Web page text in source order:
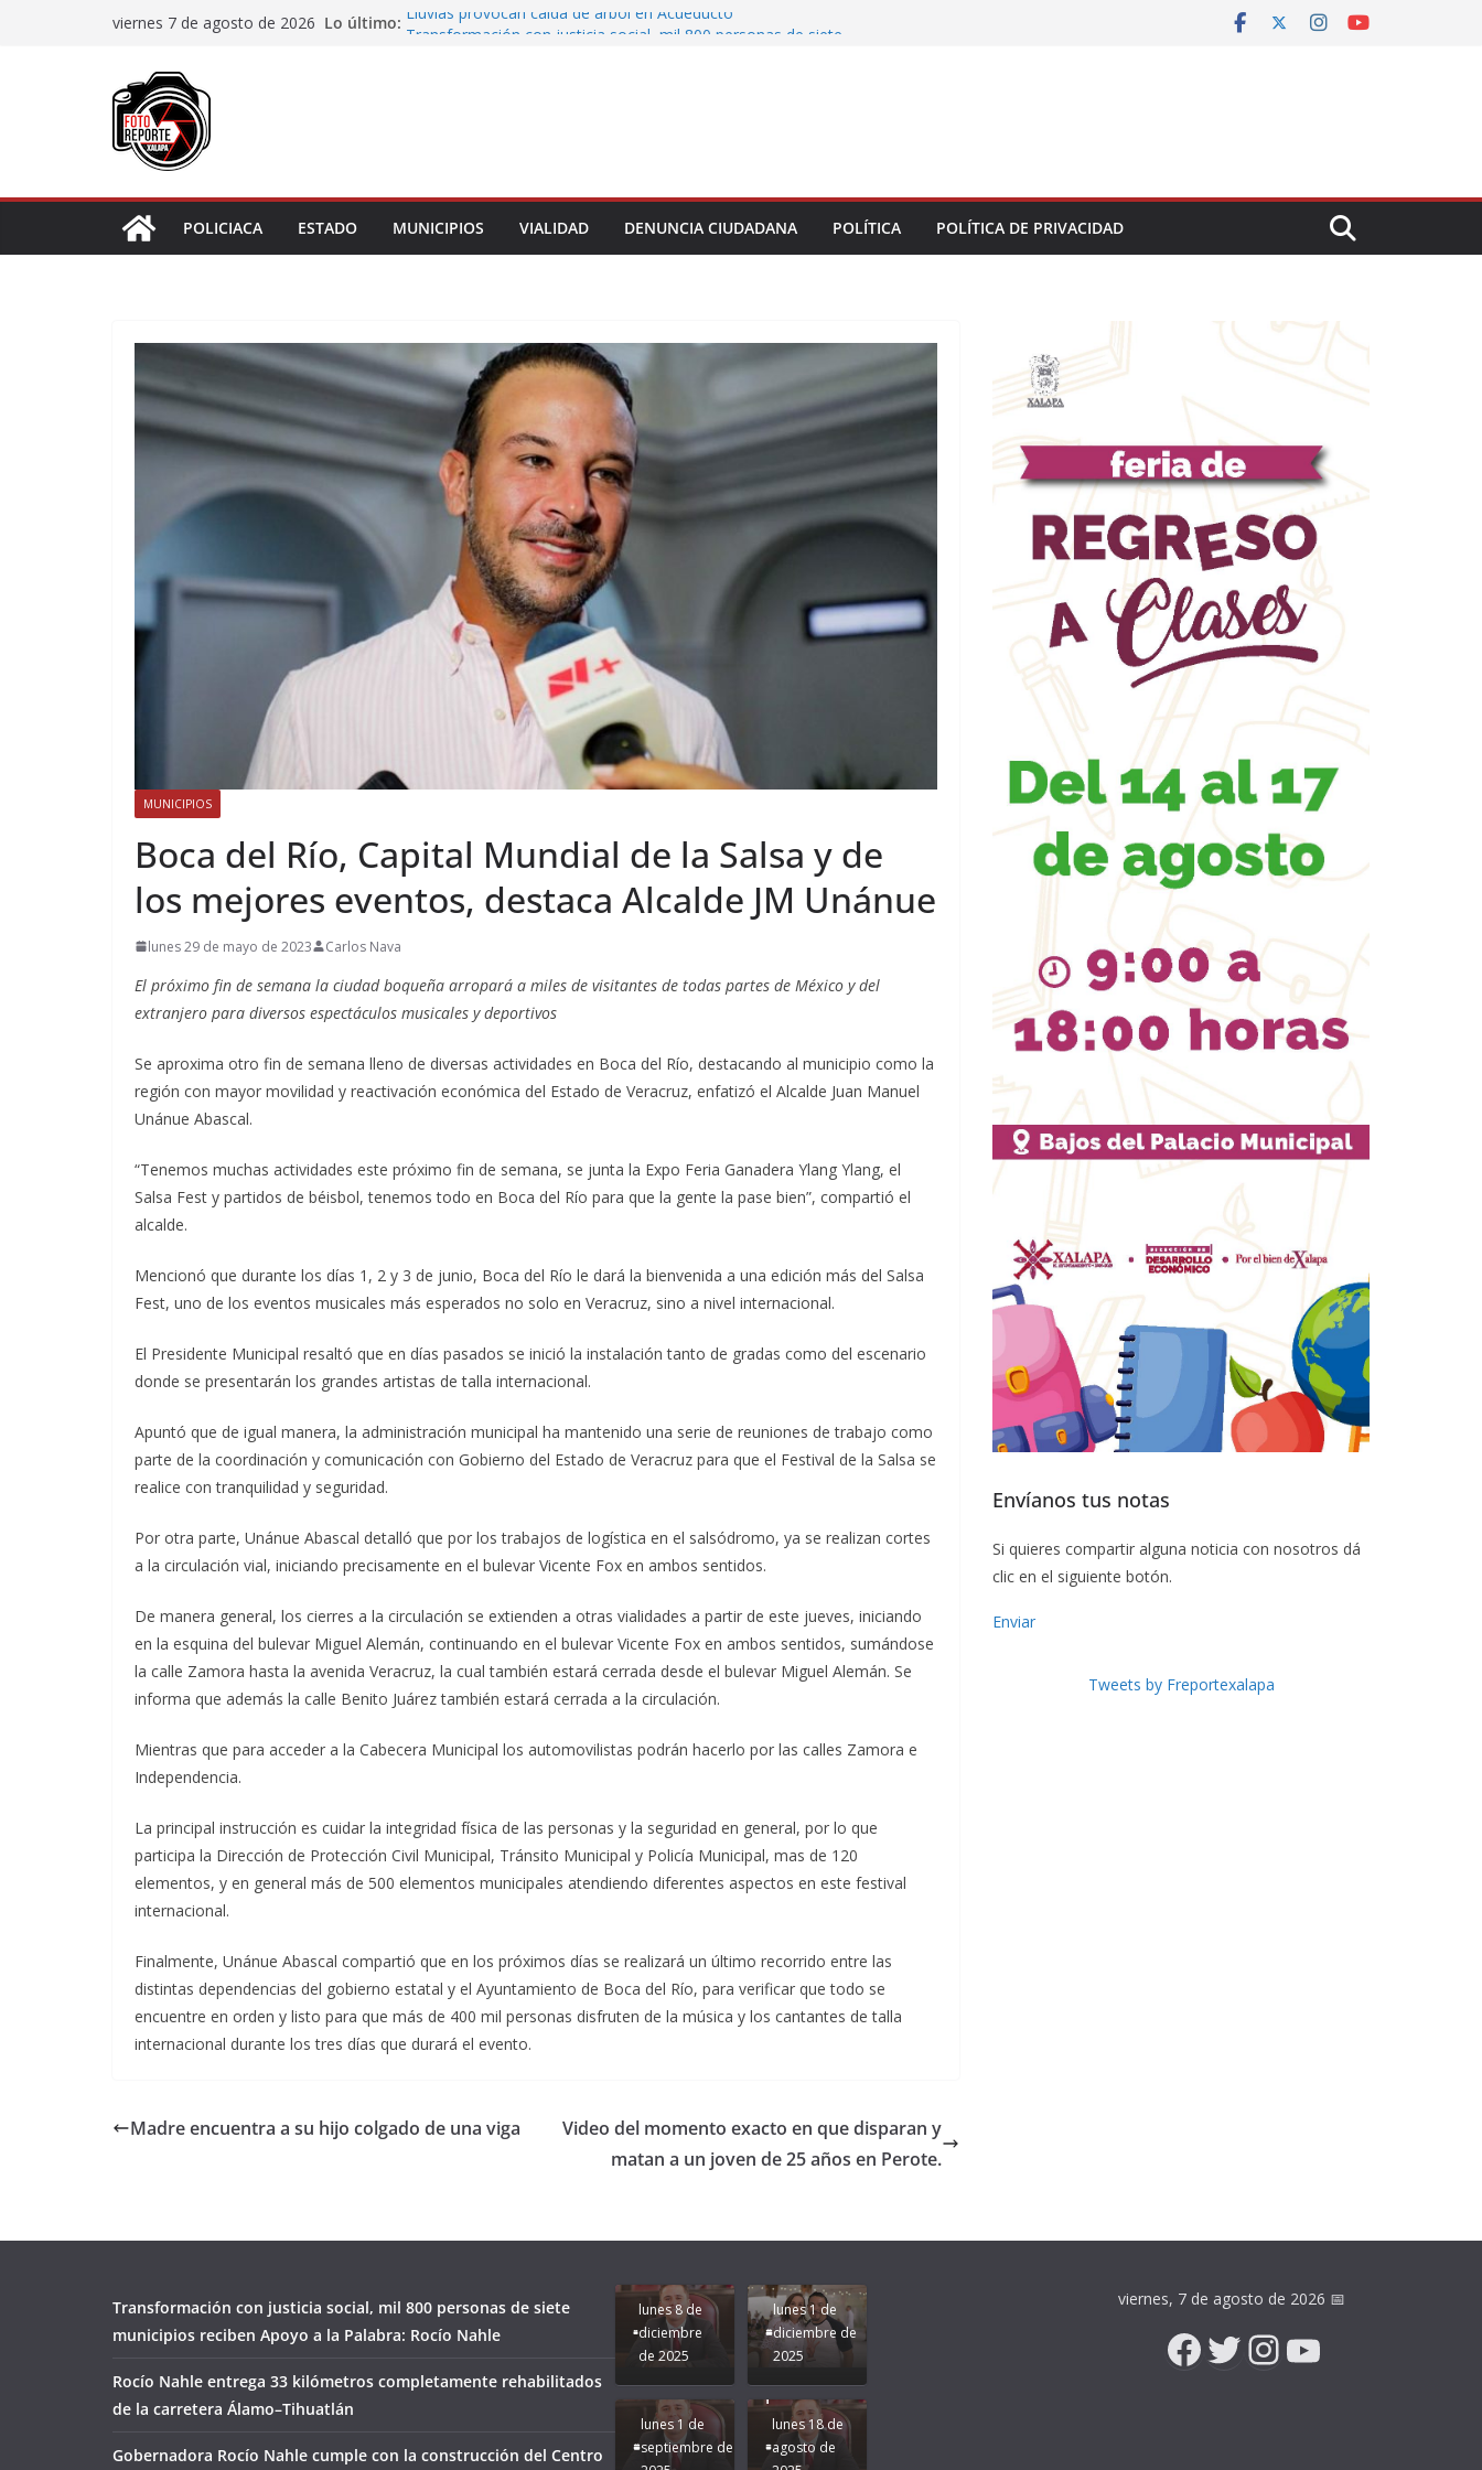
viernes 7 de agosto de 2026 Lo último: Lluvias provocan caída de árbol en Acueducto
incumplimiento de obra y falta de pago
POLICIACA
ESTADO MUNICIPIOS VIALIDAD DENUNCIA CIUDADANA POLÍTICA POLÍTICA DE PRIVACIDAD
MUNICIPIOS
Boca del Río, Capital Mundial de la Salsa y de
los mejores eventos, destaca Alcalde JM Unánue
lunes 29 de mayo de 2023 Carlos Nava
El próximo fin de semana la ciudad boqueña arropará a miles de visitantes de todas partes de México y del
extranjero para diversos espectáculos musicales y deportivos
Se aproxima otro fin de semana lleno de diversas actividades en Boca del Río, destacando al municipio como la
región con mayor movilidad y reactivación económica del Estado de Veracruz, enfatizó el Alcalde Juan Manuel
Unánue Abascal.
“Tenemos muchas actividades este próximo fin de semana, se junta la Expo Feria Ganadera Ylang Ylang, el
Salsa Fest y partidos de béisbol, tenemos todo en Boca del Río para que la gente la pase bien”, compartió el
alcalde.
Mencionó que durante los días 1, 2 y 3 de junio, Boca del Río le dará la bienvenida a una edición más del Salsa
Fest, uno de los eventos musicales más esperados no solo en Veracruz, sino a nivel internacional.
El Presidente Municipal resaltó que en días pasados se inició la instalación tanto de gradas como del escenario
donde se presentarán los grandes artistas de talla internacional.
Apuntó que de igual manera, la administración municipal ha mantenido una serie de reuniones de trabajo como
parte de la coordinación y comunicación con Gobierno del Estado de Veracruz para que el Festival de la Salsa se
realice con tranquilidad y seguridad.
Por otra parte, Unánue Abascal detalló que por los trabajos de logística en el salsódromo, ya se realizan cortes
a la circulación vial, iniciando precisamente en el bulevar Vicente Fox en ambos sentidos.
De manera general, los cierres a la circulación se extienden a otras vialidades a partir de este jueves, iniciando
en la esquina del bulevar Miguel Alemán, continuando en el bulevar Vicente Fox en ambos sentidos, sumándose
la calle Zamora hasta la avenida Veracruz, la cual también estará cerrada desde el bulevar Miguel Alemán. Se
informa que además la calle Benito Juárez también estará cerrada a la circulación.
Mientras que para acceder a la Cabecera Municipal los automovilistas podrán hacerlo por las calles Zamora e
Independencia.
La principal instrucción es cuidar la integridad física de las personas y la seguridad en general, por lo que
participa la Dirección de Protección Civil Municipal, Tránsito Municipal y Policía Municipal, mas de 120
elementos, y en general más de 500 elementos municipales atendiendo diferentes aspectos en este festival
internacional.
Finalmente, Unánue Abascal compartió que en los próximos días se realizará un último recorrido entre las
distintas dependencias del gobierno estatal y el Ayuntamiento de Boca del Río, para verificar que todo se
encuentre en orden y listo para que más de 400 mil personas disfruten de la música y los cantantes de talla
internacional durante los tres días que durará el evento.
Madre encuentra a su hijo colgado de una viga
Video del momento exacto en que disparan y
matan a un joven de 25 años en Perote.
Envíanos tus notas
Si quieres compartir alguna noticia con nosotros dá
clic en el siguiente botón.
Enviar
Tweets by Freportexalapa
Transformación con justicia social, mil 800 personas de siete
municipios reciben Apoyo a la Palabra: Rocío Nahle
Rocío Nahle entrega 33 kilómetros completamente rehabilitados
de la carretera Álamo–Tihuatlán
Gobernadora Rocío Nahle cumple con la construcción del Centro
Unamos
lunes 8 de
diciembre
de 2025
lunes 1 de
diciembre de
2025
Apoyo y
Seguimos la
Ruta que
Marca
Nuestra
Rocío Nahle.
lunes 1 de
septiembre de
Pongamos
de moda;
San
Andrés
Tuxtla
presente.
lunes 18 de
agosto de
viernes, 7 de agosto de 2026 📅
Facebook
Twitter
Instagram
YouTube